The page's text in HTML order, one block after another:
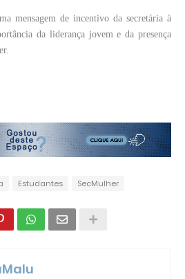
mensagem de incentivo da secretária à
da liderança jovem e da presença
Estudantes SecMulher